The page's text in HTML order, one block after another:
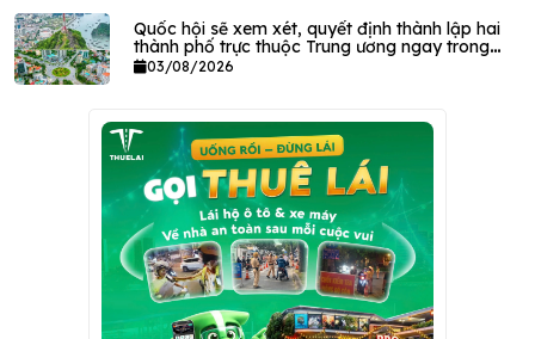
Quốc hội sẽ xem xét, quyết định thành lập hai
thành phố trực thuộc Trung ương ngay trong
tháng này
03/08/2026